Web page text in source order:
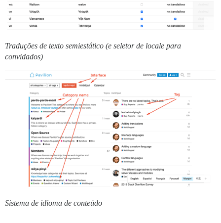
Traduções de texto semiestático (e seletor de locale para
convidados)
Sistema de idioma de conteúdo